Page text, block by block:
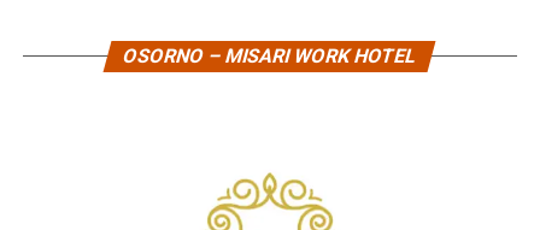
OSORNO – MISARI WORK HOTEL